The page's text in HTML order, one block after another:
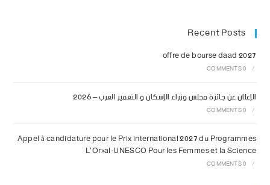
Recent Posts
offre de bourse daad 2027
/
0 COMMENTS
الإعلان عن جائزة مجلس وزراء الإسكان و التعمير العرب – 2026
/
0 COMMENTS
Appel à candidature pour le Prix international 2027 du Programmes
L’Oréal-UNESCO Pour les Femmes et la Science
/
0 COMMENTS